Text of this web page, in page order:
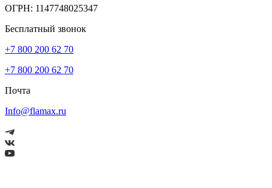
ОГРН: 1147748025347
Бесплатный звонок
+7 800 200 62 70
+7 800 200 62 70
Почта
Info@flamax.ru